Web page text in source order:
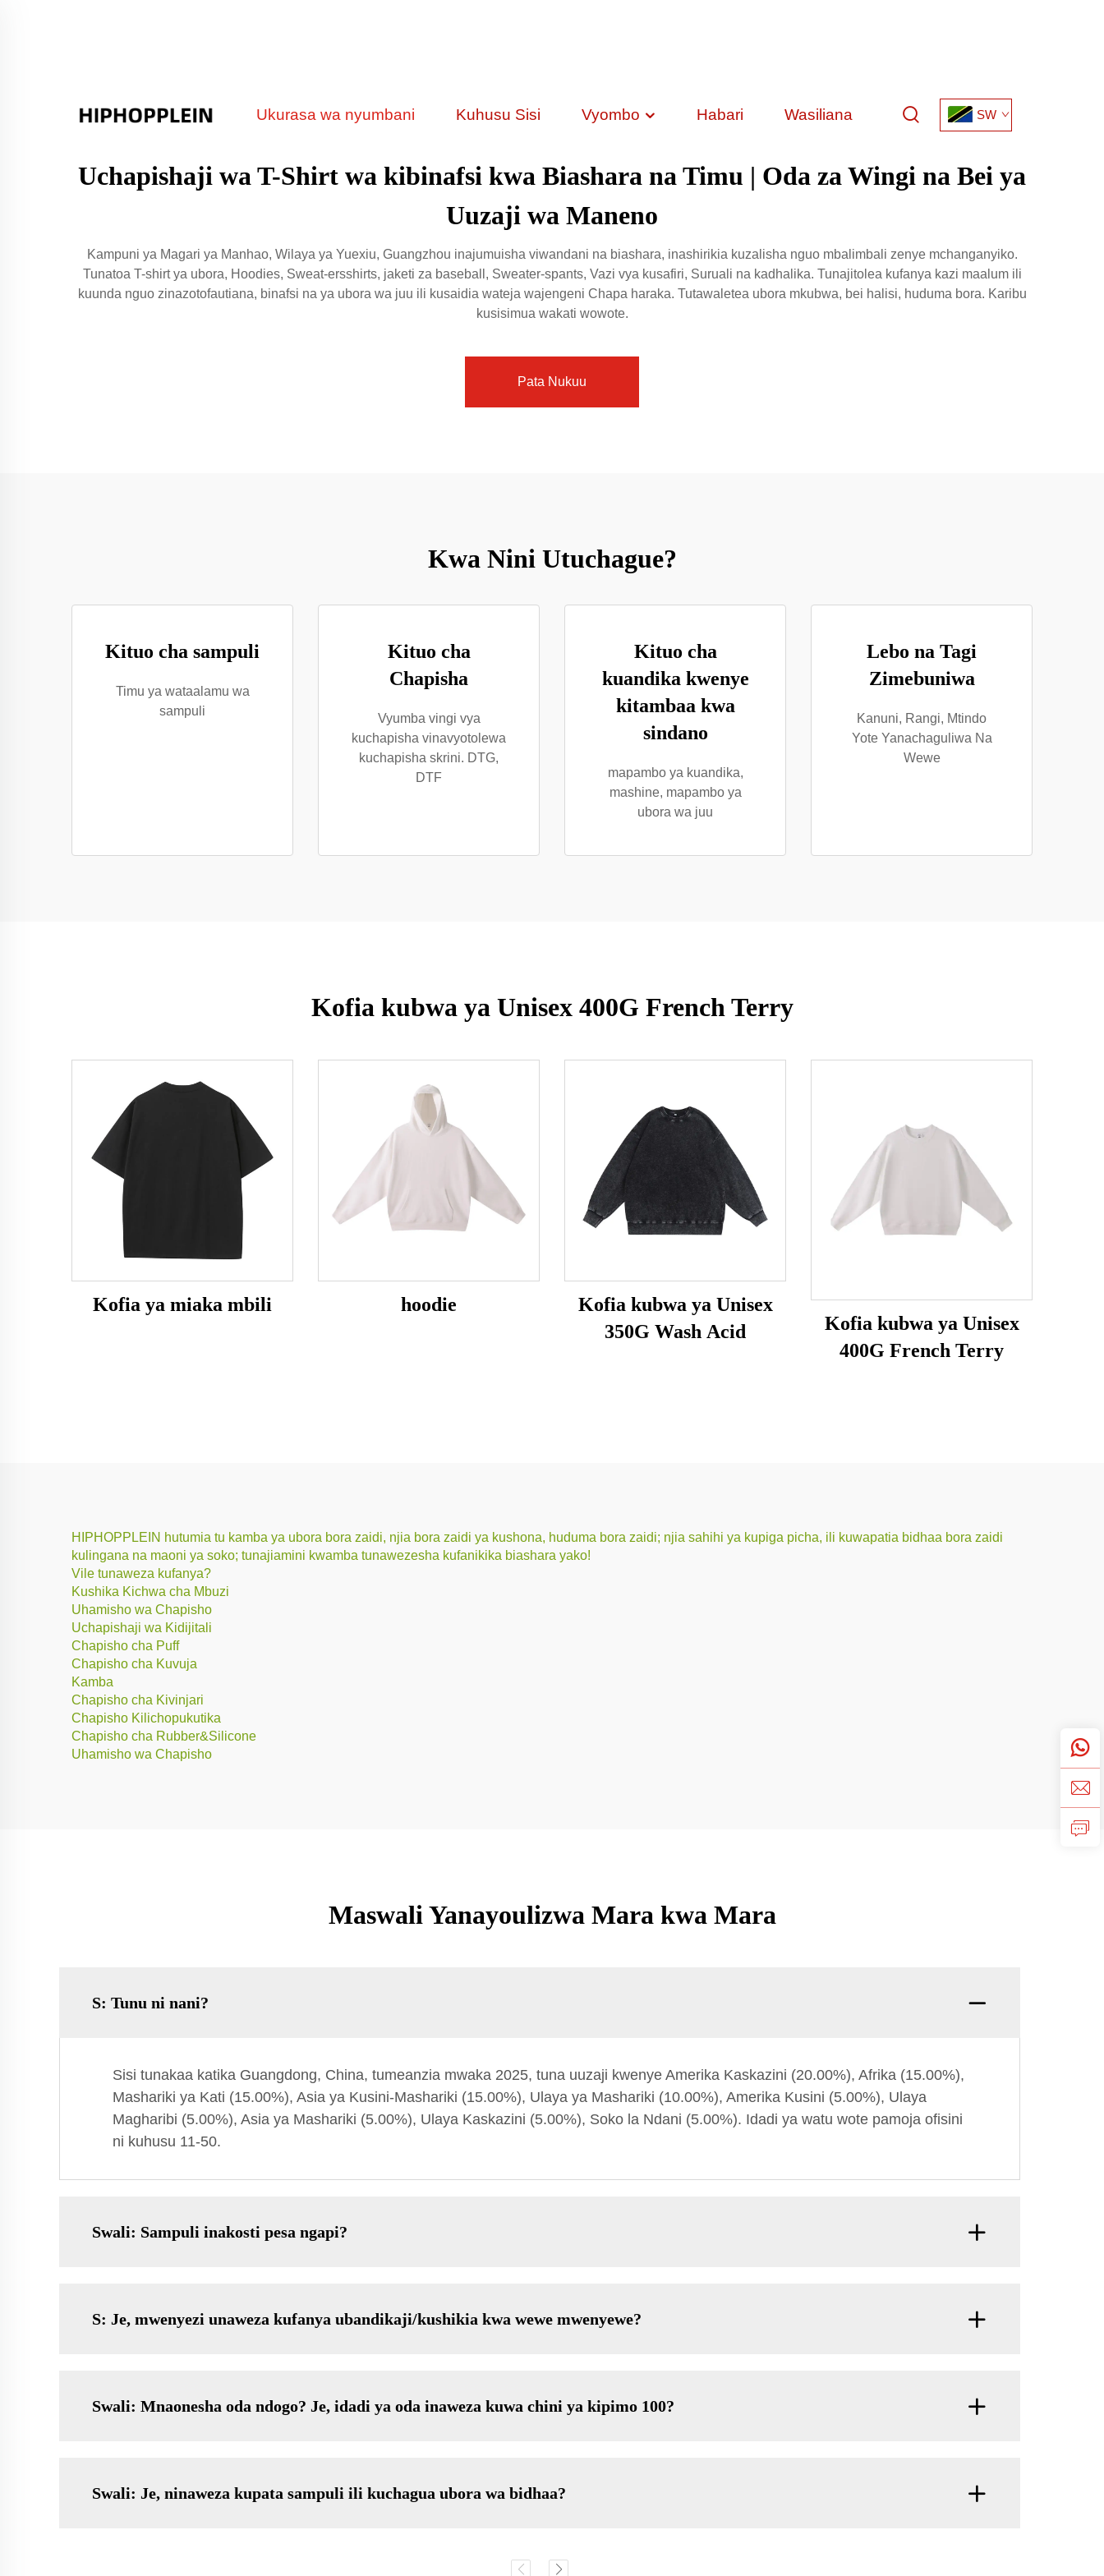
Ukurasa wa nyumbani Kuhusu Sisi Vyombo Habari Wasiliana SW
Uchapishaji wa T-Shirt wa kibinafsi kwa Biashara na Timu | Oda za Wingi na Bei ya
Uuzaji wa Maneno
Kampuni ya Magari ya Manhao, Wilaya ya Yuexiu, Guangzhou inajumuisha viwandani na biashara, inashirikia kuzalisha nguo mbalimbali zenye mchanganyiko.
Tunatoa T-shirt ya ubora, Hoodies, Sweat-ersshirts, jaketi za baseball, Sweater-spants, Vazi vya kusafiri, Suruali na kadhalika. Tunajitolea kufanya kazi maalum ili
kuunda nguo zinazotofautiana, binafsi na ya ubora wa juu ili kusaidia wateja wajengeni Chapa haraka. Tutawaletea ubora mkubwa, bei halisi, huduma bora. Karibu
kusisimua wakati wowote.
Pata Nukuu
Kwa Nini Utuchague?
Kituo cha sampuli
Timu ya wataalamu wa
sampuli
Kituo cha
Chapisha
Vyumba vingi vya
kuchapisha vinavyotolewa
kuchapisha skrini. DTG,
DTF
Kituo cha
kuandika kwenye
kitambaa kwa
sindano
mapambo ya kuandika,
mashine, mapambo ya
ubora wa juu
Lebo na Tagi
Zimebuniwa
Kanuni, Rangi, Mtindo
Yote Yanachaguliwa Na
Wewe
Kofia kubwa ya Unisex 400G French Terry
Kofia ya miaka mbili hoodie
Kofia kubwa ya Unisex
350G Wash Acid
Kofia kubwa ya Unisex
400G French Terry
HIPHOPPLEIN hutumia tu kamba ya ubora bora zaidi, njia bora zaidi ya kushona, huduma bora zaidi; njia sahihi ya kupiga picha, ili kuwapatia bidhaa bora zaidi
kulingana na maoni ya soko; tunajiamini kwamba tunawezesha kufanikika biashara yako!
Vile tunaweza kufanya?
Kushika Kichwa cha Mbuzi
Uhamisho wa Chapisho
Uchapishaji wa Kidijitali
Chapisho cha Puff
Chapisho cha Kuvuja
Kamba
Chapisho cha Kivinjari
Chapisho Kilichopukutika
Chapisho cha Rubber&Silicone
Uhamisho wa Chapisho
Maswali Yanayoulizwa Mara kwa Mara
S: Tunu ni nani?
Sisi tunakaa katika Guangdong, China, tumeanzia mwaka 2025, tuna uuzaji kwenye Amerika Kaskazini (20.00%), Afrika (15.00%),
Mashariki ya Kati (15.00%), Asia ya Kusini-Mashariki (15.00%), Ulaya ya Mashariki (10.00%), Amerika Kusini (5.00%), Ulaya
Magharibi (5.00%), Asia ya Mashariki (5.00%), Ulaya Kaskazini (5.00%), Soko la Ndani (5.00%). Idadi ya watu wote pamoja ofisini
ni kuhusu 11-50.
Swali: Sampuli inakosti pesa ngapi?
S: Je, mwenyezi unaweza kufanya ubandikaji/kushikia kwa wewe mwenyewe?
Swali: Mnaonesha oda ndogo? Je, idadi ya oda inaweza kuwa chini ya kipimo 100?
Swali: Je, ninaweza kupata sampuli ili kuchagua ubora wa bidhaa?